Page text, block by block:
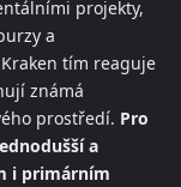
projekty,
a
tím reaguje
známá
prostředí. Pro
a
i primárním